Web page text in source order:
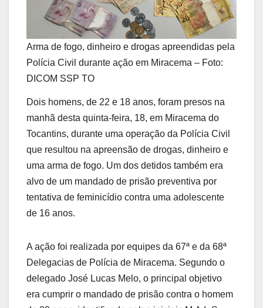
Arma de fogo, dinheiro e drogas apreendidas pela
Polícia Civil durante ação em Miracema – Foto:
DICOM SSP TO
Dois homens, de 22 e 18 anos, foram presos na
manhã desta quinta-feira, 18, em Miracema do
Tocantins, durante uma operação da Polícia Civil
que resultou na apreensão de drogas, dinheiro e
uma arma de fogo. Um dos detidos também era
alvo de um mandado de prisão preventiva por
tentativa de feminicídio contra uma adolescente
de 16 anos.
A ação foi realizada por equipes da 67ª e da 68ª
Delegacias de Polícia de Miracema. Segundo o
delegado José Lucas Melo, o principal objetivo
era cumprir o mandado de prisão contra o homem